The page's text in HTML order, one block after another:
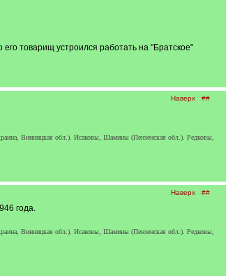
товарищ устроился работать на "Братское"
Наверх ##
Винницкая обл.). Исаковы, Шамины (Пензенская обл.). Редковы,
Наверх ##
года.
Винницкая обл.). Исаковы, Шамины (Пензенская обл.). Редковы,